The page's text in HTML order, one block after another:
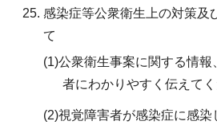
感染症等公衆衛生上の対策及
て
(1)公衆衛生事案に関する情
者にわかりやすく伝えてく
(2)視覚障害者が感染症に感